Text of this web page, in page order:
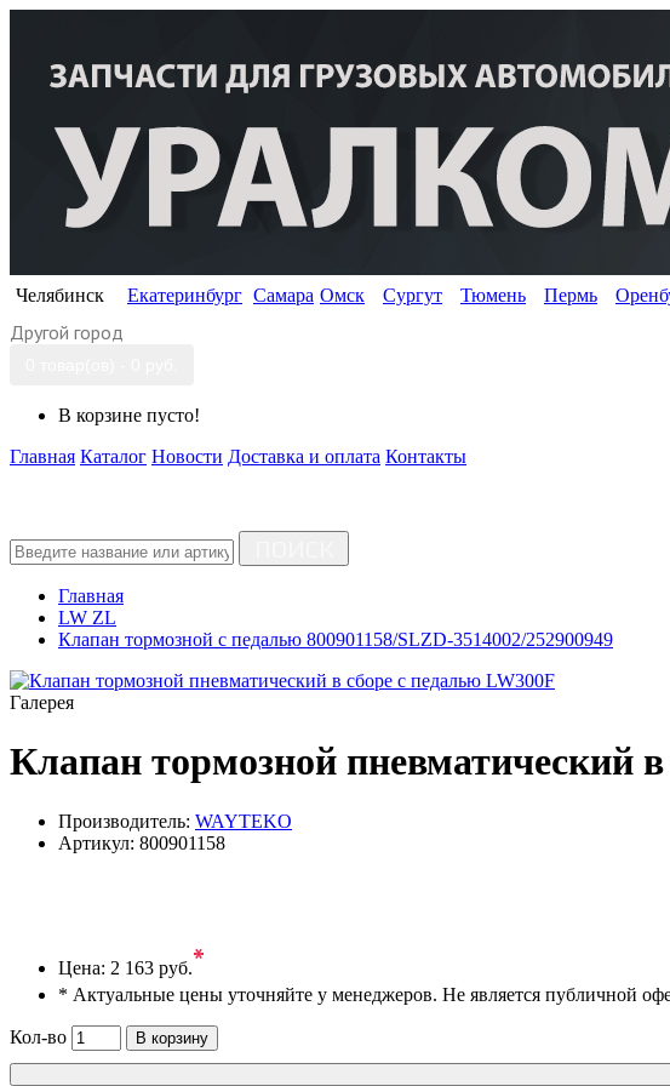
Челябинск Екатеринбург Самара Омск Сургут Тюмень Пермь
Другой город
В корзине пусто!
Главная Каталог Новости Доставка и оплата Контакты
Главная
LW ZL
Клапан тормозной с педалью 800901158/SLZD-3514002/252900949
Галерея
Клапан тормозной пневматический
Производитель: WAYTEKO
Артикул: 800901158
Цена: 2 163 руб.*
* Актуальные цены уточняйте у менеджеров. Не является публичной
Кол-во
В корзину